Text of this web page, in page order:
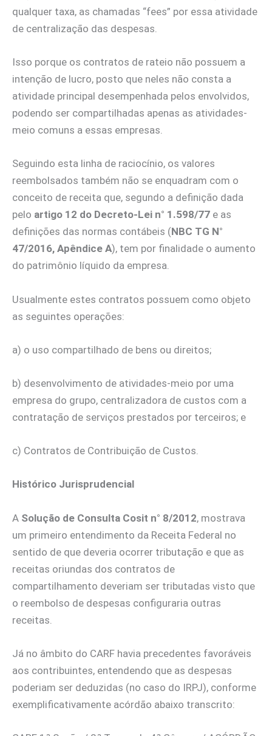
qualquer taxa, as chamadas “fees” por essa atividade
de centralização das despesas.
Isso porque os contratos de rateio não possuem a
intenção de lucro, posto que neles não consta a
atividade principal desempenhada pelos envolvidos,
podendo ser compartilhadas apenas as atividades-
meio comuns a essas empresas.
Seguindo esta linha de raciocínio, os valores
reembolsados também não se enquadram com o
conceito de receita que, segundo a definição dada
pelo artigo 12 do Decreto-Lei n° 1.598/77 e as
definições das normas contábeis (NBC TG N°
47/2016, Apêndice A), tem por finalidade o aumento
do patrimônio líquido da empresa.
Usualmente estes contratos possuem como objeto
as seguintes operações:
a) o uso compartilhado de bens ou direitos;
b) desenvolvimento de atividades-meio por uma
empresa do grupo, centralizadora de custos com a
contratação de serviços prestados por terceiros; e
c) Contratos de Contribuição de Custos.
Histórico Jurisprudencial
A Solução de Consulta Cosit n° 8/2012, mostrava
um primeiro entendimento da Receita Federal no
sentido de que deveria ocorrer tributação e que as
receitas oriundas dos contratos de
compartilhamento deveriam ser tributadas visto que
o reembolso de despesas configuraria outras
receitas.
Já no âmbito do CARF havia precedentes favoráveis
aos contribuintes, entendendo que as despesas
poderiam ser deduzidas (no caso do IRPJ), conforme
exemplificativamente acórdão abaixo transcrito: